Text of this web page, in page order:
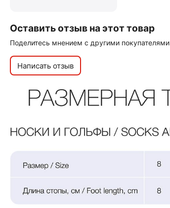
Оставить отзыв на этот товар
Поделитесь мнением с другими покупателями
Написать отзыв